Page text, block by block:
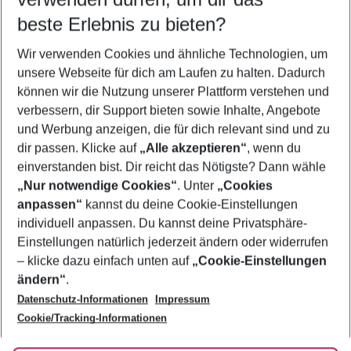
5-8 Nächte
2 Erwachsene Keine Kinder
Mehr Filter anzeigen
Footer
Footer navigation
Über uns
AGB
Bestpreisgarantie
Cookie-Einstellungen ändern
Cookie-Richtlinie
Agenturbetreuung
Barrierefreies Reisen
Folge uns
beste Erlebnis zu bieten?
Wir verwenden Cookies und ähnliche Technologien, um
unsere Webseite für dich am Laufen zu halten. Dadurch
können wir die Nutzung unserer Plattform verstehen und
verbessern, dir Support bieten sowie Inhalte, Angebote
und Werbung anzeigen, die für dich relevant sind und zu
dir passen. Klicke auf „Alle akzeptieren“, wenn du
einverstanden bist. Dir reicht das Nötigste? Dann wähle
„Nur notwendige Cookies“. Unter „Cookies
anpassen“ kannst du deine Cookie-Einstellungen
individuell anpassen. Du kannst deine Privatsphäre-
Einstellungen natürlich jederzeit ändern oder widerrufen
– klicke dazu einfach unten auf „Cookie-Einstellungen
ändern“.
Datenschutz-Informationen
Impressum
Cookie/Tracking-Informationen